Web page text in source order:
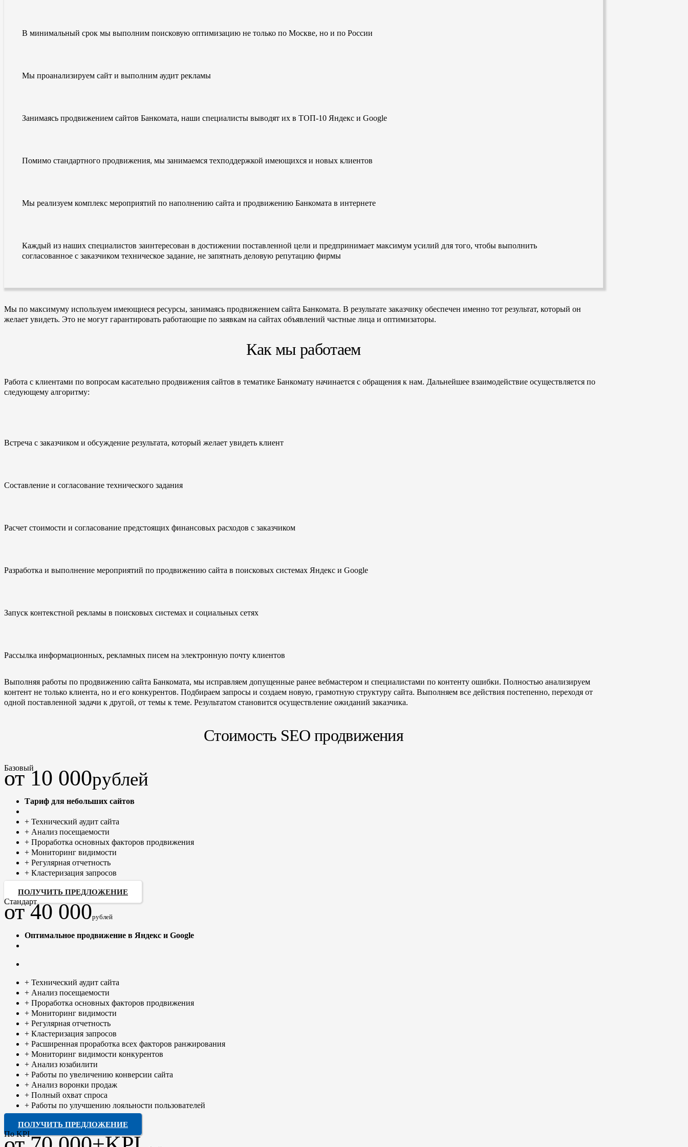
В минимальный срок мы выполним поисковую оптимизацию не только по Москве, но и по России
Мы проанализируем сайт и выполним аудит рекламы
Занимаясь продвижением сайтов Банкомата, наши специалисты выводят их в ТОП-10 Яндекс и Google
Помимо стандартного продвижения, мы занимаемся техподдержкой имеющихся и новых клиентов
Мы реализуем комплекс мероприятий по наполнению сайта и продвижению Банкомата в интернете
Каждый из наших специалистов заинтересован в достижении поставленной цели и предпринимает максимум усилий для того, чтобы выполнить
согласованное с заказчиком техническое задание, не запятнать деловую репутацию фирмы
Мы по максимуму используем имеющиеся ресурсы, занимаясь продвижением сайта Банкомата. В результате заказчику обеспечен именно тот результат, который он
желает увидеть. Это не могут гарантировать работающие по заявкам на сайтах объявлений частные лица и оптимизаторы.
Как мы работаем
Работа с клиентами по вопросам касательно продвижения сайтов в тематике Банкомату начинается с обращения к нам. Дальнейшее взаимодействие осуществляется по
следующему алгоритму:
Встреча с заказчиком и обсуждение результата, который желает увидеть клиент
Составление и согласование технического задания
Расчет стоимости и согласование предстоящих финансовых расходов с заказчиком
Разработка и выполнение мероприятий по продвижению сайта в поисковых системах Яндекс и Google
Запуск контекстной рекламы в поисковых системах и социальных сетях
Рассылка информационных, рекламных писем на электронную почту клиентов
Выполняя работы по продвижению сайта Банкомата, мы исправляем допущенные ранее вебмастером и специалистами по контенту ошибки. Полностью анализируем
контент не только клиента, но и его конкурентов. Подбираем запросы и создаем новую, грамотную структуру сайта. Выполняем все действия постепенно, переходя от
одной поставленной задачи к другой, от темы к теме. Результатом становится осуществление ожиданий заказчика.
Стоимость SEO продвижения
Базовый
от 10 000рублей
Тариф для небольших сайтов
+ Технический аудит сайта
+ Анализ посещаемости
+ Проработка основных факторов продвижения
+ Мониторинг видимости
+ Регулярная отчетность
+ Кластеризация запросов
ПОЛУЧИТЬ ПРЕДЛОЖЕНИЕ
Стандарт
от 40 000рублей
Оптимальное продвижение в Яндекс и Google
+ Технический аудит сайта
+ Анализ посещаемости
+ Проработка основных факторов продвижения
+ Мониторинг видимости
+ Регулярная отчетность
+ Кластеризация запросов
+ Расширенная проработка всех факторов ранжирования
+ Мониторинг видимости конкурентов
+ Анализ юзабилити
+ Работы по увеличению конверсии сайта
+ Анализ воронки продаж
+ Полный охват спроса
+ Работы по улучшению лояльности пользователей
ПОЛУЧИТЬ ПРЕДЛОЖЕНИЕ
По KPI